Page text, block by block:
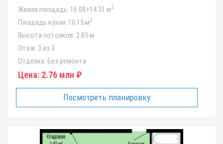
Жилая площадь: 16.08+14.51 м2
Площадь кухни: 10.15 м2
Высота потолков: 2.85 м
Этаж: 3 из 3
Отделка: Без ремонта
Цена: 2.76 млн ₽
Посмотреть планировку